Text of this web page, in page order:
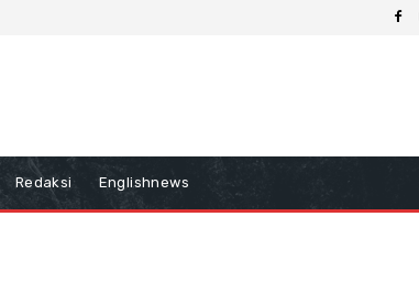
Redaksi Englishnews